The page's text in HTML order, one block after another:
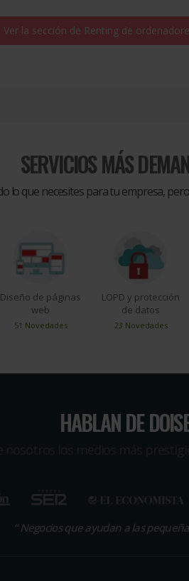
Ver la sección de Renting de
SERVICIOS MÁS
lo que necesites para tu empresa,
Diseño de páginas
web
51 Novedades
LOPD y protección
de datos
23 Novedades
HABLAN DE
“Negocios que ayudan a las